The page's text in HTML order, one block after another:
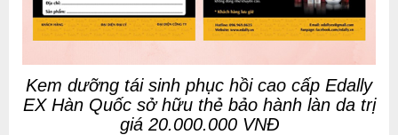
Kem dưỡng tái sinh phục hồi cao cấp Edally
EX Hàn Quốc sở hữu thẻ bảo hành làn da trị
giá 20.000.000 VNĐ